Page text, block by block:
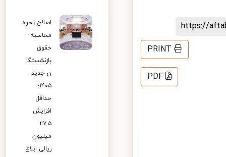
https://
PRINT
PDF
اصلاح نحوه
محاسبه
حقوق
بازنشستگا
ن جدید
۱۴۰۵؛
حداقل
افزایش
۲۷.۵
میلیون
ریالی ابلاغ